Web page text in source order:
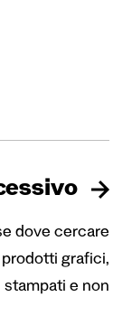
dove cercare
grafici,
stampati e non